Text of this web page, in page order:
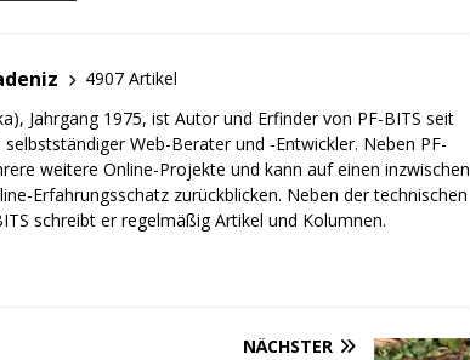
4907 Artikel
Jahrgang 1975, ist Autor und Erfinder von PF-BITS seit
selbstständiger Web-Berater und -Entwickler. Neben PF-
weitere Online-Projekte und kann auf einen inzwischen
Erfahrungsschatz zurückblicken. Neben der technischen
schreibt er regelmäßig Artikel und Kolumnen.
NÄCHSTER